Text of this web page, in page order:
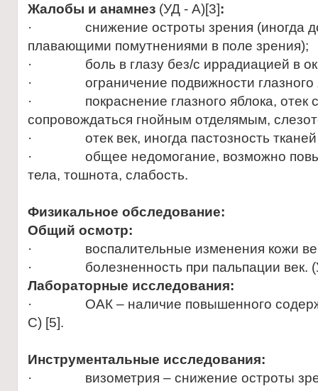
Жалобы и анамнез (УД - А)[3]:
· снижение остроты зрения (иногда
плавающими помутнениями в поле зрения);
· боль в глазу без/с иррадиацией в
· ограничение подвижности глазного
· покраснение глазного яблока, отек
сопровождаться гнойным отделямым,
· отек век, иногда пастозность тканей
· общее недомогание, возможно
тела, тошнота, слабость.
Физикальное обследование:
Общий осмотр:
· воспалительные изменения кожи
· болезненность при пальпации век.
Лабораторные исследования:
· ОАК – наличие повышенного
С) [5].
Инструментальные исследования:
· визометрия – снижение остроты